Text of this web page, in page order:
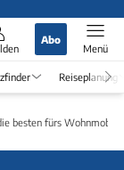
Abo
Menü
Reiseplanung
besten fürs Wohnmobil